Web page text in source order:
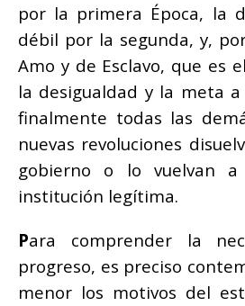
por la primera Época, la
débil por la segunda, y,
Amo y de Esclavo, que es
la desigualdad y la meta
finalmente todas las
nuevas revoluciones
gobierno o lo vuelvan
institución legítima.
Para comprender la
progreso, es preciso
menor los motivos del